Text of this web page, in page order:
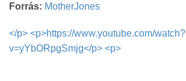
Forrás: MotherJones
</p> <p>https://www.youtube.com/watch?
v=yYbORpgSmjg</p> <p>